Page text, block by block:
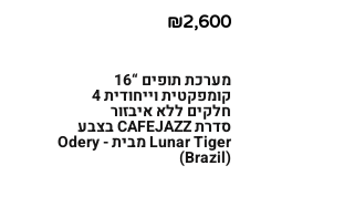
₪2,600
מערכת תופים “16
קומפקטית וייחודית 4
חלקים ללא איבזור
סדרתCAFEJAZZבצבע
Lunar Tiger מבית Odery -
(Brazil)